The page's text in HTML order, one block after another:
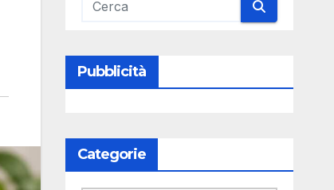
Pubblicità
Categorie